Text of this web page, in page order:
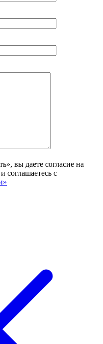
вы даете согласие на
соглашаетесь с